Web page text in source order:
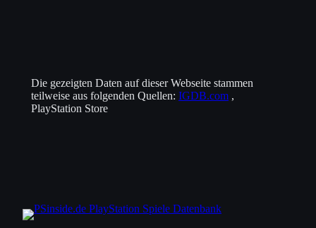
Die gezeigten Daten auf dieser Webseite stammen
teilweise aus folgenden Quellen: IGDB.com ,
PlayStation Store